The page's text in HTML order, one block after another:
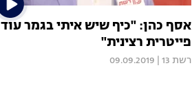
אסף כהן: "כיף שיש איתי בגמר עוד
פייטרית רצינית"
רשת 13 09.09.2019